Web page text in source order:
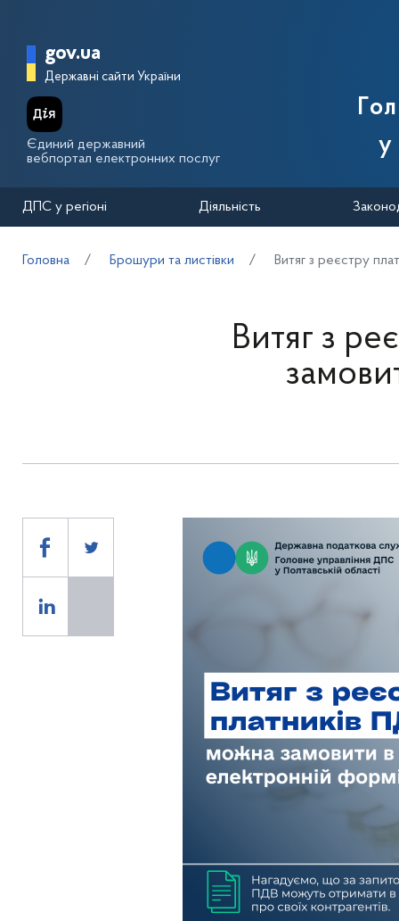
Головна сторінка Державної
gov.ua
Державні сайти України
Єдиний державний
вебпортал електронних послуг
у
ДПС у регіоні Діяльність
Головна Брошури та листівки Витяг з реєстру
Витяг з